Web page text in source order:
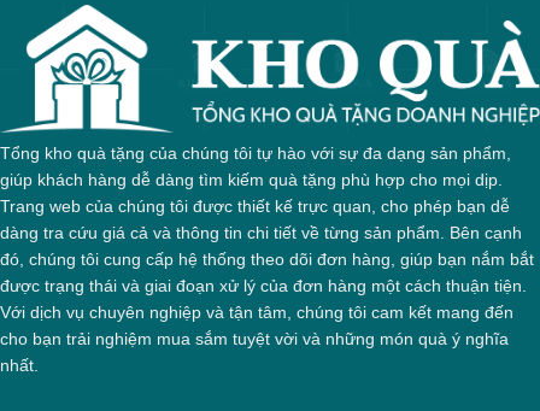
Thời gian hoàn thiện:
vào số lượng đặt hàng.
Lợi ích của việc sử dụng
khăn thêu logo làm quà
tặng
Sử dụng khăn thêu logo mang đến nhiều lợi ích
thiết thực cho doanh nghiệp:
Tăng độ nhận diện thương hiệu:Logo được
Tổng kho quà tặng của chúng tôi tự hào với sự đa dạng sản phẩm,
giúp khách hàng dễ dàng tìm kiếm quà tặng phù hợp cho mọi dịp.
Trang web của chúng tôi được thiết kế trực quan, cho phép bạn dễ
dàng tra cứu giá cả và thông tin chi tiết về từng sản phẩm. Bên cạnh
đó, chúng tôi cung cấp hệ thống theo dõi đơn hàng, giúp bạn nắm bắt
được trạng thái và giai đoạn xử lý của đơn hàng một cách thuận tiện.
Với dịch vụ chuyên nghiệp và tận tâm, chúng tôi cam kết mang đến
cho bạn trải nghiệm mua sắm tuyệt vời và những món quà ý nghĩa
nhất.